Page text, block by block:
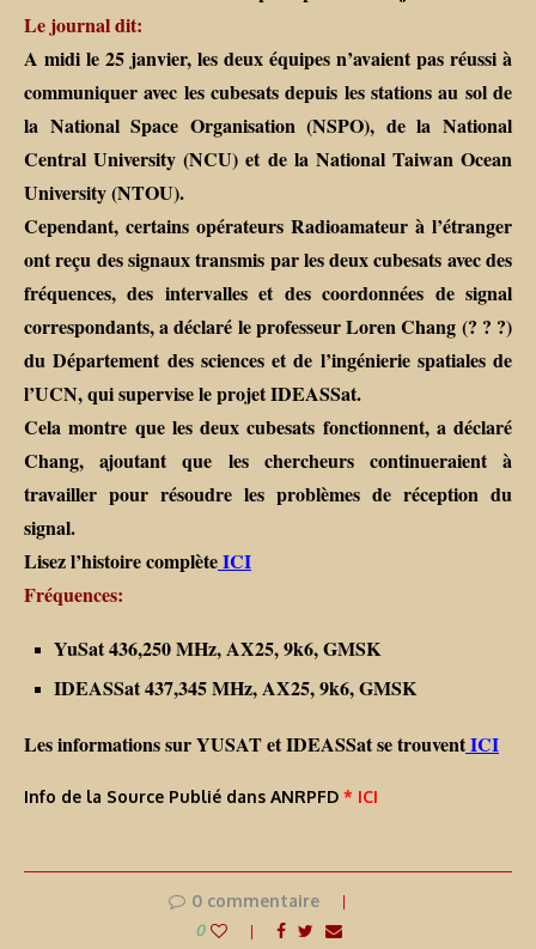
Le journal dit:
A midi le 25 janvier, les deux équipes n’avaient pas réussi à
communiquer avec les cubesats depuis les stations au sol de
la National Space Organisation (NSPO), de la National
Central University (NCU) et de la National Taiwan Ocean
University (NTOU).
Cependant, certains opérateurs Radioamateur à l’étranger
ont reçu des signaux transmis par les deux cubesats avec des
fréquences, des intervalles et des coordonnées de signal
correspondants, a déclaré le professeur Loren Chang (? ? ?)
du Département des sciences et de l’ingénierie spatiales de
l’UCN, qui supervise le projet IDEASSat.
Cela montre que les deux cubesats fonctionnent, a déclaré
Chang, ajoutant que les chercheurs continueraient à
travailler pour résoudre les problèmes de réception du
signal.
Lisez l’histoire complèteICI
Fréquences:
YuSat 436,250 MHz, AX25, 9k6, GMSK
IDEASSat 437,345 MHz, AX25, 9k6, GMSK
Les informations sur YUSAT et IDEASSat se trouventICI
Info de la Source Publié dans ANRPFD * ICI
0 commentaire
0